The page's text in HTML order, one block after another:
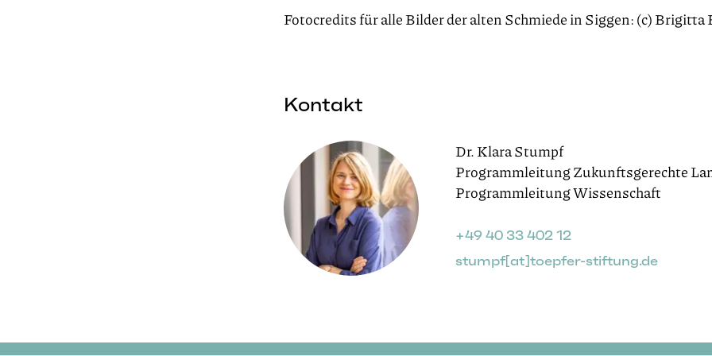
Fotocredits für alle Bilder der alten Schmiede in Siggen: (c) Brigitta
Kontakt
Dr. Klara Stumpf
Programmleitung Zukunftsgerechte
+49 40 33 402 12
stumpf[at]toepfer-stiftung.de